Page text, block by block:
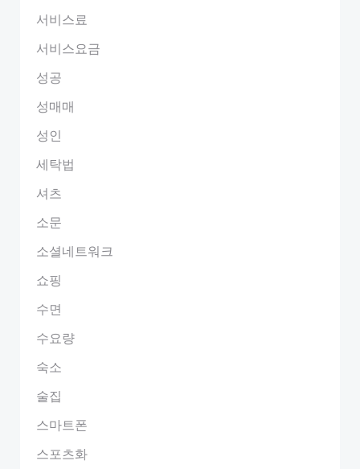
서비스료
서비스요금
성공
성매매
성인
세탁법
셔츠
소문
소셜네트워크
쇼핑
수면
수요량
숙소
술집
스마트폰
스포츠화